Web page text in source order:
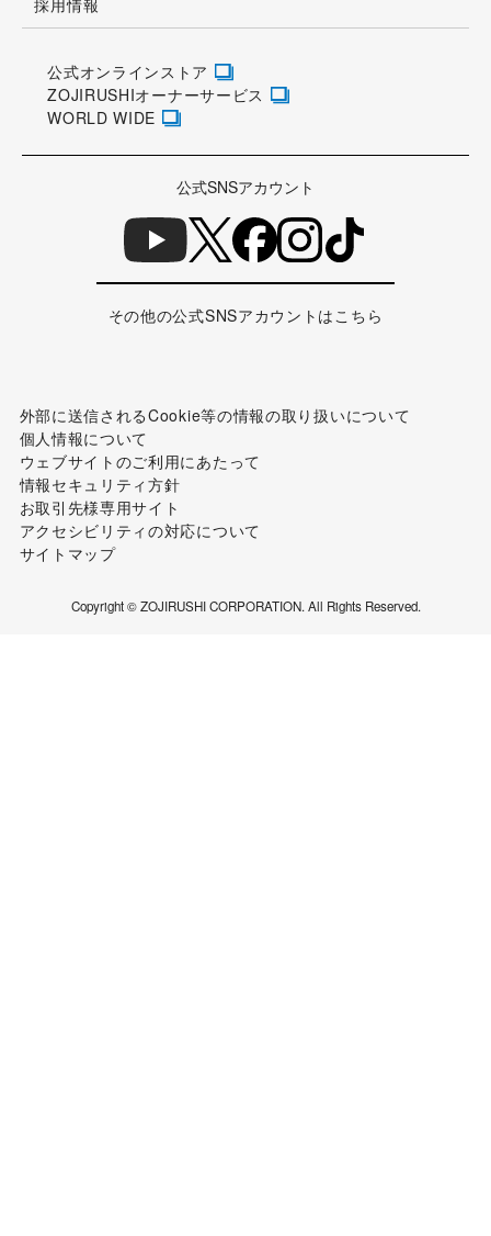
採用情報
公式オンラインストア
ZOJIRUSHIオーナーサービス
WORLD WIDE
公式SNSアカウント
その他の公式SNSアカウントはこちら
外部に送信されるCookie等の情報の取り扱いについて
個人情報について
ウェブサイトのご利用にあたって
情報セキュリティ方針
お取引先様専用サイト
アクセシビリティの対応について
サイトマップ
Copyright © ZOJIRUSHI CORPORATION. All Rights Reserved.